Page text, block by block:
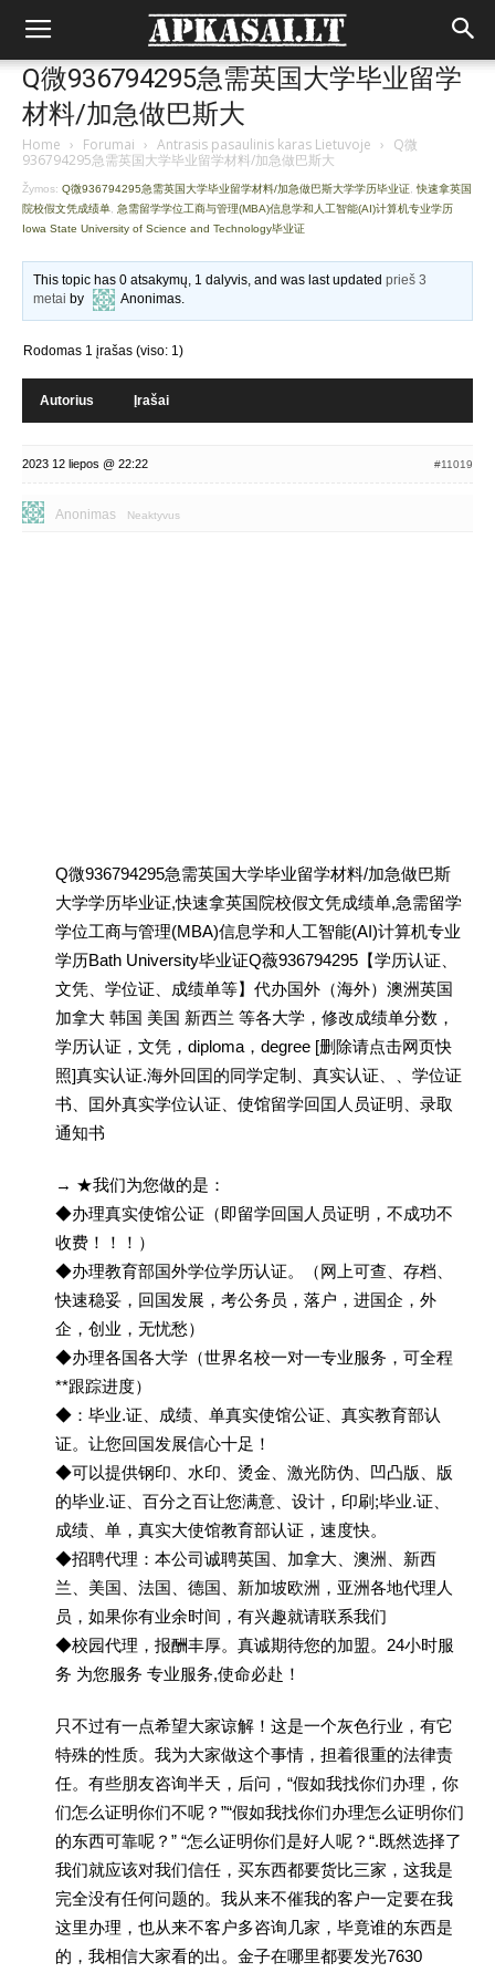
Q微936794295急需英国大学毕业留学
材料/加急做巴斯大
Home › Forumai › Antrasis pasaulinis karas Lietuvoje › Q微
936794295急需英国大学毕业留学材料/加急做巴斯大
Žymos: Q微936794295急需英国大学毕业留学材料/加急做巴斯大学学历毕业证 快速拿英国
院校假文凭成绩单 急需留学学位工商与管理(MBA)信息学和人工智能(AI)计算机专业学历
Iowa State University of Science and Technology毕业证
This topic has 0 atsakymų, 1 dalyvis, and was last updatedprieš 3
metai by Anonimas.
Rodomas 1 įrašas (viso: 1)
Autorius Įrašai
2023 12 liepos @ 22:22 #11019
Anonimas Neaktyvus
Q微936794295急需英国大学毕业留学材料/加急做巴斯
大学学历毕业证,快速拿英国院校假文凭成绩单,急需留学
学位工商与管理(MBA)信息学和人工智能(AI)计算机专业
学历Bath University毕业证Q薇936794295【学历认证、
文凭、学位证、成绩单等】代办国外（海外）澳洲英国
加拿大 韩国 美国 新西兰 等各大学，修改成绩单分数，
学历认证，文凭，diploma，degree [删除请点击网页快
照]真实认证.海外回囯的同学定制、真实认证、、学位证
书、囯外真实学位认证、使馆留学回囯人员证明、录取
通知书
→ ★我们为您做的是：
◆办理真实使馆公证（即留学回国人员证明，不成功不
收费！！！）
◆办理教育部国外学位学历认证。（网上可查、存档、
快速稳妥，回国发展，考公务员，落户，进国企，外
企，创业，无忧愁）
◆办理各国各大学（世界名校一对一专业服务，可全程
**跟踪进度）
◆：毕业.证、成绩、单真实使馆公证、真实教育部认
证。让您回国发展信心十足！
◆可以提供钢印、水印、烫金、激光防伪、凹凸版、版
的毕业.证、百分之百让您满意、设计，印刷;毕业.证、
成绩、单，真实大使馆教育部认证，速度快。
◆招聘代理：本公司诚聘英国、加拿大、澳洲、新西
兰、美国、法国、德国、新加坡欧洲，亚洲各地代理人
员，如果你有业余时间，有兴趣就请联系我们
◆校园代理，报酬丰厚。真诚期待您的加盟。24小时服
务 为您服务 专业服务,使命必赴！
只不过有一点希望大家谅解！这是一个灰色行业，有它
特殊的性质。我为大家做这个事情，担着很重的法律责
任。有些朋友咨询半天，后问，“假如我找你们办理，你
们怎么证明你们不呢？”“假如我找你们办理怎么证明你们
的东西可靠呢？” “怎么证明你们是好人呢？“.既然选择了
我们就应该对我们信任，买东西都要货比三家，这我是
完全没有任何问题的。我从来不催我的客户一定要在我
这里办理，也从来不客户多咨询几家，毕竟谁的东西是
的，我相信大家看的出。金子在哪里都要发光7630